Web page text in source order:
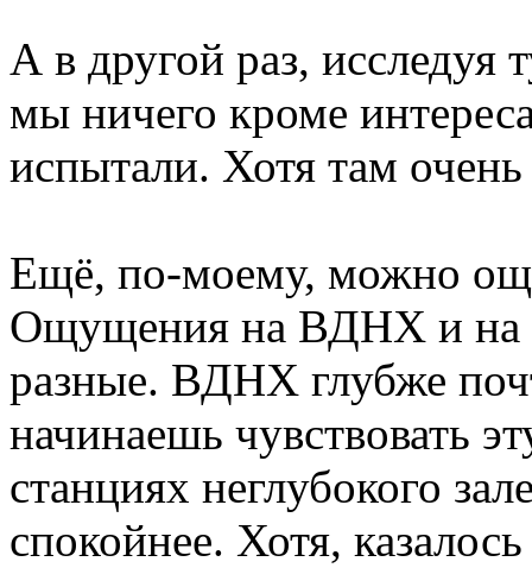
А в другой раз, исследуя
мы ничего кроме
испытали. Хотя там
Ещё, по-моему, можно
Ощущения на ВДНХ и на
разные. ВДНХ глубже
начинаешь чувствовать
станциях неглубокого
спокойнее. Хотя,